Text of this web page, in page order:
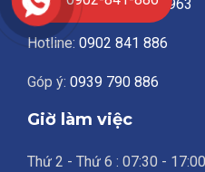
Điện thoại:028.3836.1963
Hotline: 0902 841 886
Góp ý: 0939 790 886
Giờ làm việc
Thứ 2 - Thứ 6 : 07:30 - 17:00